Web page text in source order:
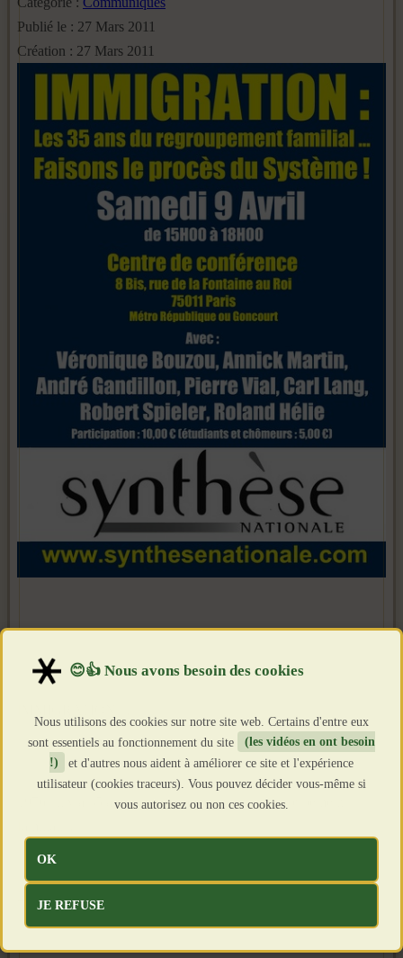
Publié le : 27 Mars 2011
Création : 27 Mars 2011
1976 : il y a 35 ans, le Système instaurait le regroupement
Nous utilisons des cookies sur notre site web. Certains d'entre eux
sont essentiels au fonctionnement du site
(les vidéos en ont besoin
!)
et d'autres nous aident à améliorer ce site et l'expérience
utilisateur (cookies traceurs). Vous pouvez décider vous-même si
vous autorisez ou non ces cookies.
OK
JE REFUSE